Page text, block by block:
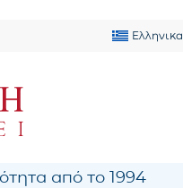
Ελληνικα
από το 1994